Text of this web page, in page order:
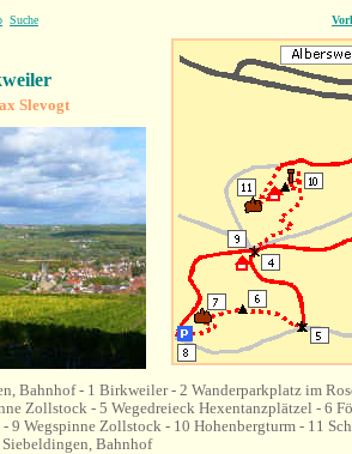
Suche
Slevogt
Bahnhof - 1 Birkweiler - 2 Wanderparkplatz im
Zollstock - 5 Wegedreieck Hexentanzplätzel - 6
9 Wegspinne Zollstock - 10 Hohenbergturm - 11
Bahnhof